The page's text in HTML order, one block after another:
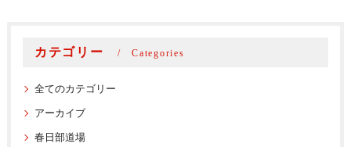
カテゴリー Categories
全てのカテゴリー
アーカイブ
春日部道場